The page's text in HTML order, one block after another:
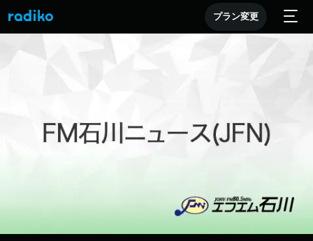
プラン変更